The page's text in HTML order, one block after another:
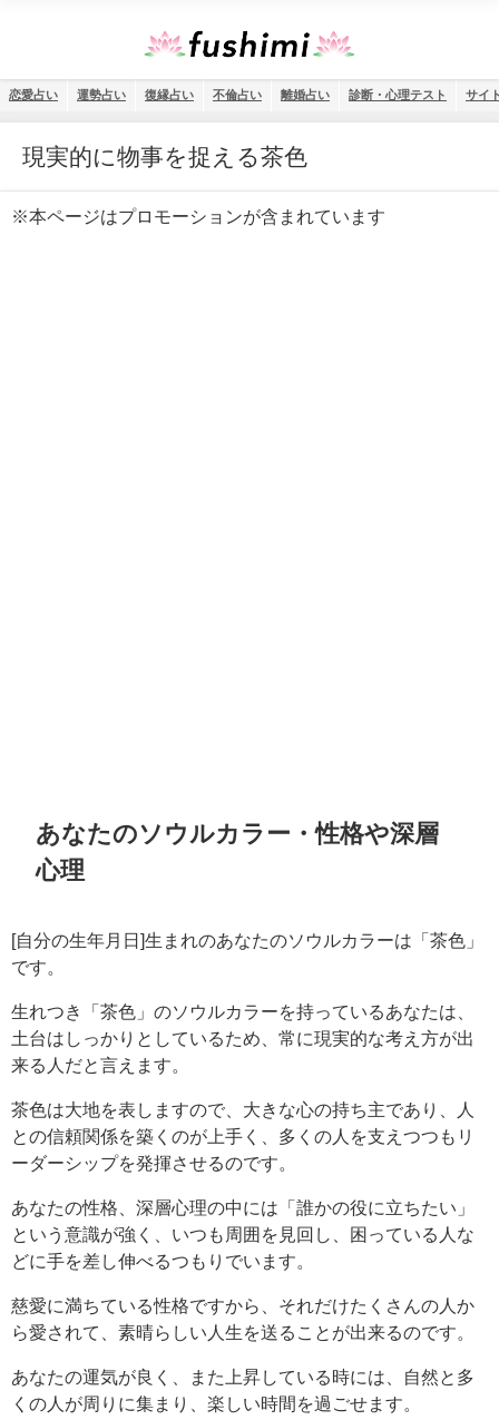
恋愛占い 運勢占い 復縁占い 不倫占い 離婚占い 診断・心理テスト サイ
現実的に物事を捉える茶色
※本ページはプロモーションが含まれています
あなたのソウルカラー・性格や深層
心理
[自分の生年月日]生まれのあなたのソウルカラーは「茶色」
です。
生れつき「茶色」のソウルカラーを持っているあなたは、
土台はしっかりとしているため、常に現実的な考え方が出
来る人だと言えます。
茶色は大地を表しますので、大きな心の持ち主であり、人
との信頼関係を築くのが上手く、多くの人を支えつつもリ
ーダーシップを発揮させるのです。
あなたの性格、深層心理の中には「誰かの役に立ちたい」
という意識が強く、いつも周囲を見回し、困っている人な
どに手を差し伸べるつもりでいます。
慈愛に満ちている性格ですから、それだけたくさんの人か
ら愛されて、素晴らしい人生を送ることが出来るのです。
あなたの運気が良く、また上昇している時には、自然と多
くの人が周りに集まり、楽しい時間を過ごせます。